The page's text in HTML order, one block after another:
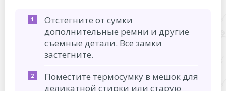
Отстегните от сумки
дополнительные ремни и другие
съемные детали. Все замки
застегните.
Поместите термосумку в мешок для
деликатной стирки или старую